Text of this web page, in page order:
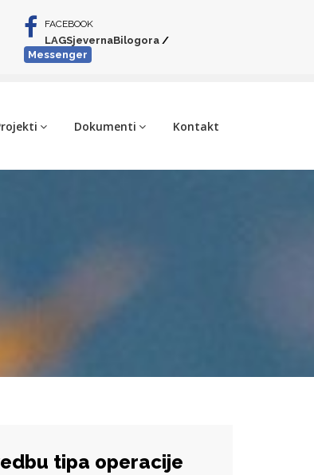
FACEBOOK
LAGSjevernaBilogora/
Messenger
Dokumenti Kontakt
tipa operacije